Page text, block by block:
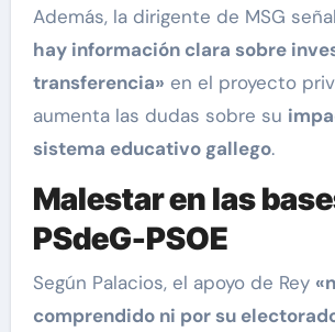
Además, la dirigente de MSG
hay información clara sobre
transferencia» en el proyecto
aumenta las dudas sobre su
sistema educativo gallego.
Malestar en las
PSdeG-PSOE
Según Palacios, el apoyo de Rey
comprendido ni por su